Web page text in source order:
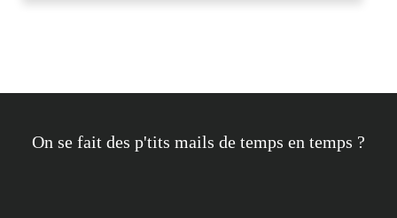
On se fait des p'tits mails de temps en temps ?